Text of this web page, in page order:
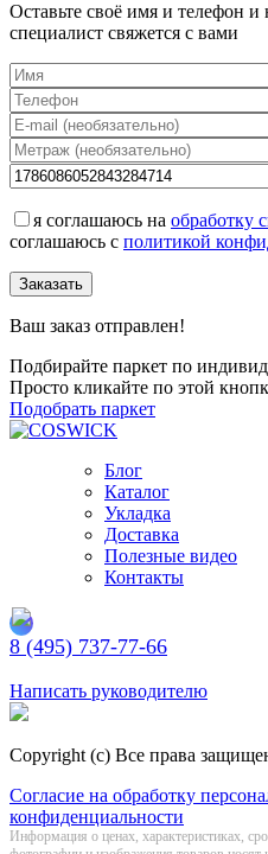
Оставьте своё имя и телефон и
специалист свяжется с вами
я соглашаюсь на обработку
соглашаюсь с политикой
Заказать
Ваш заказ отправлен!
Подбирайте паркет по
Просто кликайте по этой
Подобрать паркет
Блог
Каталог
Укладка
Доставка
Полезные видео
Контакты
8 (495) 737-77-66
Написать руководителю
Copyright (c) Все права
Согласие на обработку
конфиденциальности
Информация о цeнах, хaрактеристиках,